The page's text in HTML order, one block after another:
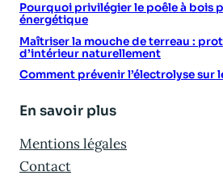
Pourquoi privilégier le poêle à bois
énergétique
Maîtriser la mouche de terreau :
d’intérieur naturellement
Comment prévenir l’électrolyse sur
En savoir plus
Mentions légales
Contact